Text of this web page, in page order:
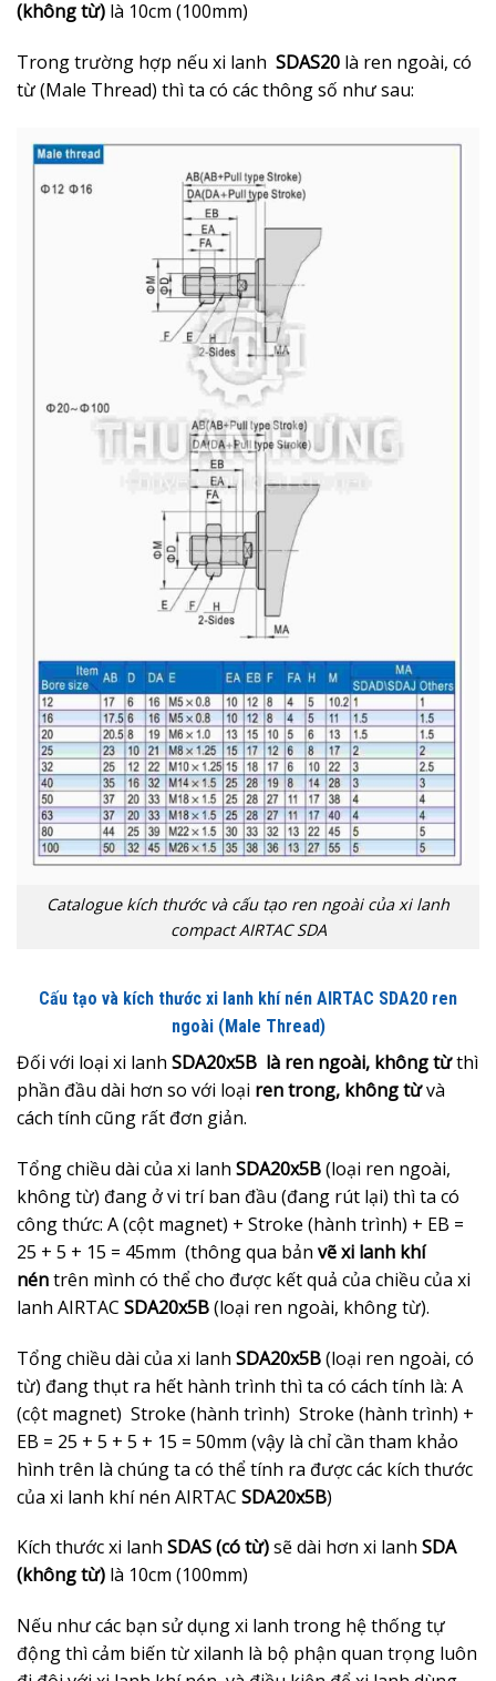
(không từ) là 10cm (100mm)
Trong trường hợp nếu xi lanh SDAS20 là ren ngoài, có
từ (Male Thread) thì ta có các thông số như sau:
Catalogue kích thước và cấu tạo ren ngoài của xi lanh
compact AIRTAC SDA
Cấu tạo và kích thước xi lanh khí nén AIRTAC SDA20 ren
ngoài (Male Thread)
Đối với loại xi lanh SDA20x5B là ren ngoài, không từthì
phần đầu dài hơn so với loại ren trong, không từvà
cách tính cũng rất đơn giản.
Tổng chiều dài của xi lanh SDA20x5B(loại ren ngoài,
không từ) đang ở vi trí ban đầu (đang rút lại) thì ta có
công thức: A (cột magnet) + Stroke (hành trình) + EB =
25 + 5 + 15 = 45mm (thông qua bản vẽ xi lanh khí
néntrên mình có thể cho được kết quả của chiều của xi
lanh AIRTAC SDA20x5B(loại ren ngoài, không từ).
Tổng chiều dài của xi lanh SDA20x5B(loại ren ngoài, có
từ) đang thụt ra hết hành trình thì ta có cách tính là: A
(cột magnet) Stroke (hành trình) Stroke (hành trình) +
EB = 25 + 5 + 5 + 15 = 50mm (vậy là chỉ cần tham khảo
hình trên là chúng ta có thể tính ra được các kích thước
của xi lanh khí nén AIRTAC SDA20x5B)
Kích thước xi lanh SDAS (có từ)sẽ dài hơn xi lanh SDA
(không từ) là 10cm (100mm)
Nếu như các bạn sử dụng xi lanh trong hệ thống tự
động thì cảm biến từ xilanh là bộ phận quan trọng luôn